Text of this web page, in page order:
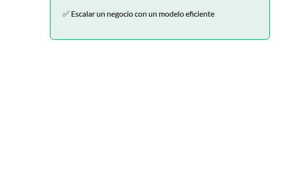
✅ Escalar un negocio con un modelo eficiente